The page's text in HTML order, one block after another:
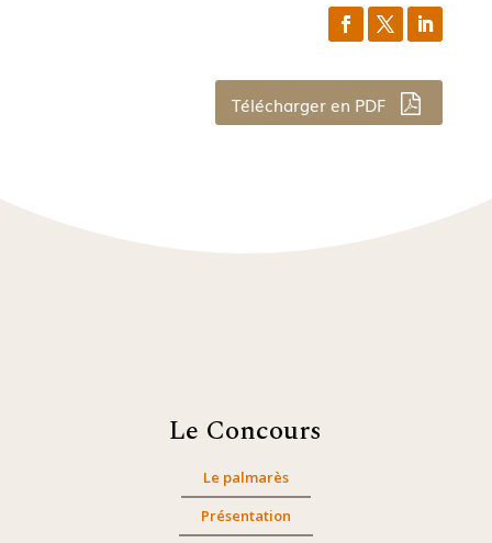
Télécharger en PDF
Le Concours
Le palmarès
Présentation